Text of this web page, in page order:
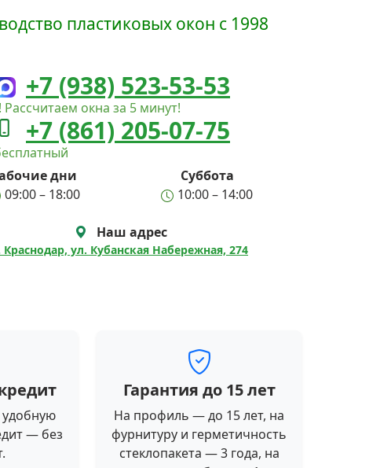
пластиковых окон с 1998
+7 (938) 523-53-53
Рассчитаем окна за 5 минут!
+7 (861) 205-07-75
дни
Суббота
09:00 – 18:00
10:00 – 14:00
Наш адрес
Краснодар, ул. Кубанская Набережная, 274
— без
Гарантия до 15 лет
На профиль — до 15 лет, на
фурнитуру и герметичность
стеклопакета — 3 года, на